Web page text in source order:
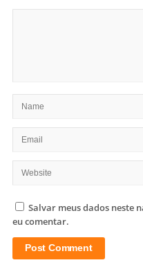
Salvar meus dados neste
eu comentar.